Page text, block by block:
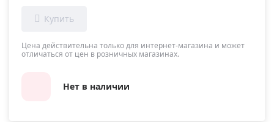
Цена действительна только для интернет-магазина и может
отличаться от цен в розничных магазинах.
Нет в наличии